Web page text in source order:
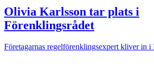
Olivia Karlsson tar plats i
Förenklingsrådet
Företagarnas regelförenklingsexpert kliver in i